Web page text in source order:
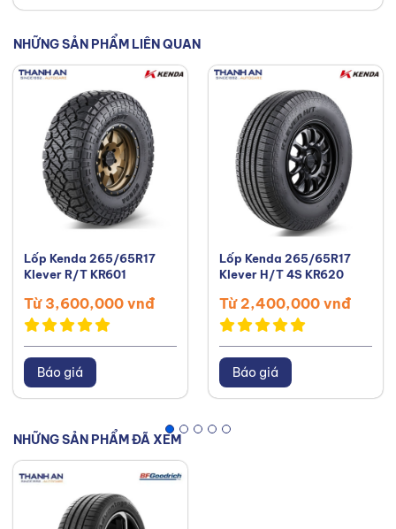
Facebook,TikTok,Youtube,
NHỮNG SẢN PHẨM LIÊN QUAN
Lốp Kenda 265/65R17
Klever R/T KR601
Từ 3,600,000 vnđ
Báo giá
Lốp Kenda 265/65R17
Klever H/T 4S KR620
Từ 2,400,000 vnđ
Báo giá
NHỮNG SẢN PHẨM ĐÃ XEM